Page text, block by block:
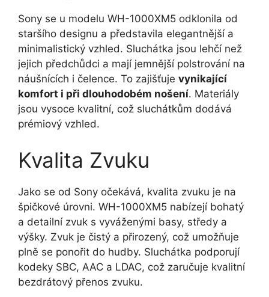
Sony se u modelu WH-1000XM5 odklonila od
staršího designu a představila elegantnější a
minimalistický vzhled. Sluchátka jsou lehčí než
jejich předchůdci a mají jemnější polstrování na
náušnících i čelence. To zajišťuje vynikající
komfort i při dlouhodobém nošení. Materiály
jsou vysoce kvalitní, což sluchátkům dodává
prémiový vzhled.
Kvalita Zvuku
Jako se od Sony očekává, kvalita zvuku je na
špičkové úrovni. WH-1000XM5 nabízejí bohatý
a detailní zvuk s vyváženými basy, středy a
výšky. Zvuk je čistý a přirozený, což umožňuje
plně se ponořit do hudby. Sluchátka podporují
kodeky SBC, AAC a LDAC, což zaručuje kvalitní
bezdrátový přenos zvuku.